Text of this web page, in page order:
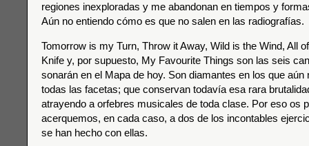
regiones inexploradas y me abandonan en tiempos y
Aún no entiendo cómo es que no salen en las radiografías.
Tomorrow is my Turn, Throw it Away, Wild is the Wind, All
Knife y, por supuesto, My Favourite Things son las seis
sonarán en el Mapa de hoy. Son diamantes en los que aún
todas las facetas; que conservan todavía esa rara
atrayendo a orfebres musicales de toda clase. Por eso os
acerquemos, en cada caso, a dos de los incontables
se han hecho con ellas.